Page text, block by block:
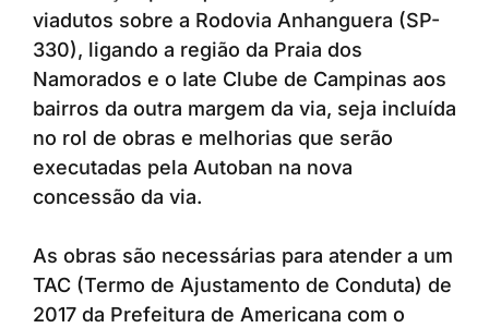
viadutos sobre a Rodovia Anhanguera (SP-
330), ligando a região da Praia dos
Namorados e o Iate Clube de Campinas aos
bairros da outra margem da via, seja incluída
no rol de obras e melhorias que serão
executadas pela Autoban na nova
concessão da via.
As obras são necessárias para atender a um
TAC (Termo de Ajustamento de Conduta) de
2017 da Prefeitura de Americana com o